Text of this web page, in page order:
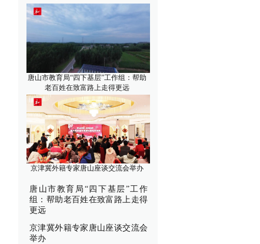
唐山市教育局“四下基层”工作组：帮助
老百姓在致富路上走得更远
京津冀外籍专家唐山座谈交流会举办
唐山市教育局“四下基层”工作
组：帮助老百姓在致富路上走得
更远
京津冀外籍专家唐山座谈交流会
举办